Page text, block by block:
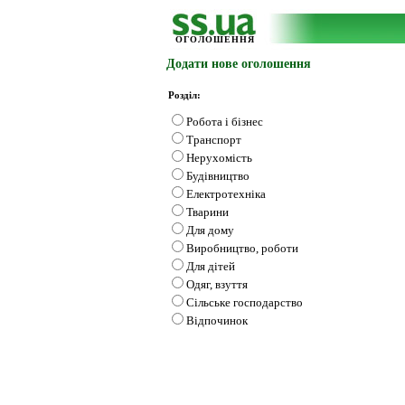
ОГОЛОШЕННЯ
Додати нове оголошення
Розділ:
Робота і бізнес
Транспорт
Нерухомість
Будівництво
Електротехніка
Тварини
Для дому
Виробництво, роботи
Для дітей
Одяг, взуття
Сільське господарство
Відпочинок